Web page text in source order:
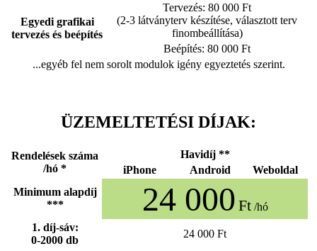
Egyedi grafikai
tervezés és beépítés
Tervezés: 80 000 Ft
(2-3 látványterv készítése, választott terv
finombeállítása)
Beépítés: 80 000 Ft
...egyéb fel nem sorolt modulok igény egyeztetés szerint.
ÜZEMELTETÉSI DÍJAK:
Rendelések száma
/hó *
Havidíj **
iPhone
Android
Weboldal
Minimum alapdíj
***
24 000 Ft/hó
1. díj-sáv:
0-2000 db
24 000 Ft